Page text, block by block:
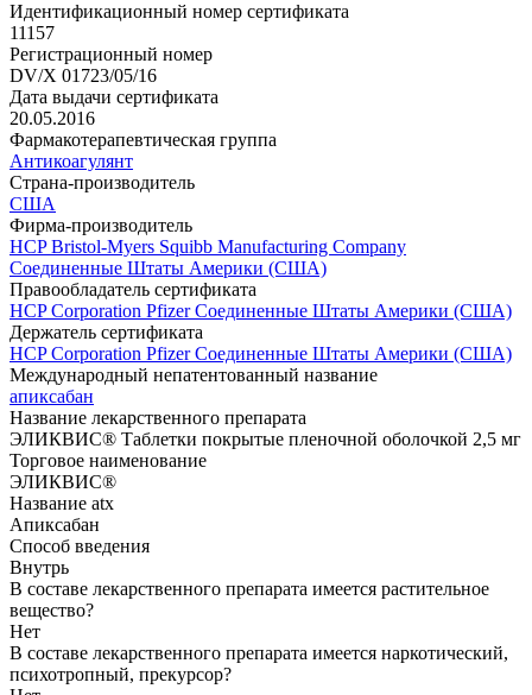
Идентификационный номер сертификата
11157
Регистрационный номер
DV/X 01723/05/16
Дата выдачи сертификата
20.05.2016
Фармакотерапевтическая группа
Антикоагулянт
Страна-производитель
США
Фирма-производитель
HCP Bristol-Myers Squibb Manufacturing Company
Соединенные Штаты Америки (США)
Правообладатель сертификата
HCP Corporation Pfizer Соединенные Штаты Америки (США)
Держатель сертификата
HCP Corporation Pfizer Соединенные Штаты Америки (США)
Международный непатентованный название
апиксабан
Название лекарственного препарата
ЭЛИКВИС® Таблетки покрытые пленочной оболочкой 2,5 мг
Торговое наименование
ЭЛИКВИС®
Название atx
Апиксабан
Способ введения
Внутрь
В составе лекарственного препарата имеется растительное
вещество?
Нет
В составе лекарственного препарата имеется наркотический,
психотропный, прекурсор?